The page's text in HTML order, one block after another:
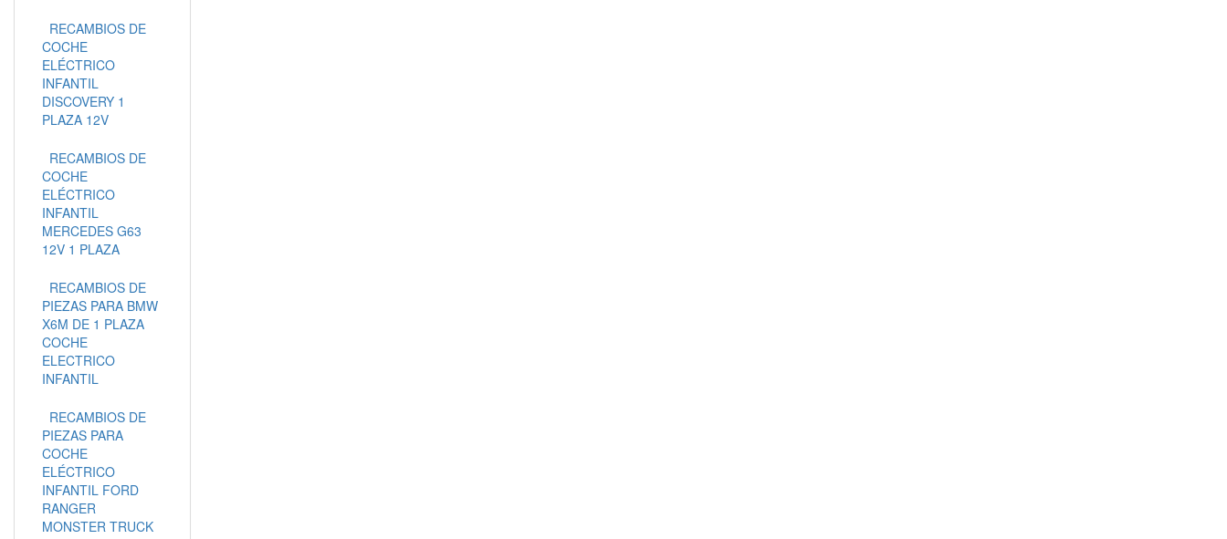
RECAMBIOS DE
COCHE
ELÉCTRICO
INFANTIL
DISCOVERY 1
PLAZA 12V
RECAMBIOS DE
COCHE
ELÉCTRICO
INFANTIL
MERCEDES G63
12V 1 PLAZA
RECAMBIOS DE
PIEZAS PARA BMW
X6M DE 1 PLAZA
COCHE
ELECTRICO
INFANTIL
RECAMBIOS DE
PIEZAS PARA
COCHE
ELÉCTRICO
INFANTIL FORD
RANGER
MONSTER TRUCK